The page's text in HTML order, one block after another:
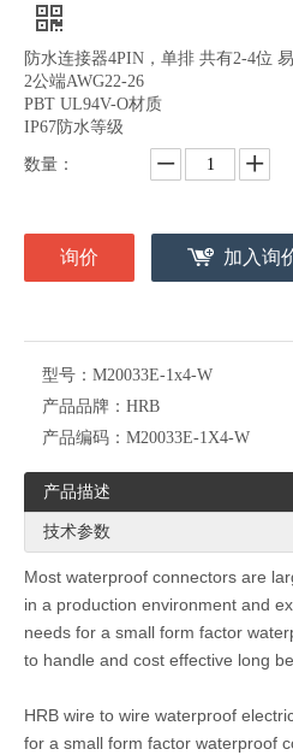
2.0mm汽车防水连接器 M20032E-2*3-W易插拔款
防水连接器4PIN，单排 共有2-4位
2公端AWG22-26
PBT UL94V-O材质
IP67防水等级
数量：
询价 加入询
型号： M20033E-1x4-W
产品品牌： HRB
产品编码： M20033E-1X4-W
产品描述
技术参数
Most waterproof connectors are
in a production environment and
needs for a small form factor
to handle and cost effective long
HRB wire to wire waterproof
for a small form factor waterproof